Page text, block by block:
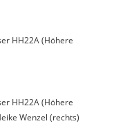
HH22A (Höhere
HH22A (Höhere
Wenzel (rechts)